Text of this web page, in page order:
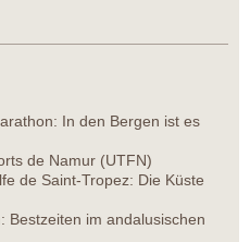
In den Bergen ist es
de Namur (UTFN)
de Saint-Tropez: Die Küste
Bestzeiten im andalusischen